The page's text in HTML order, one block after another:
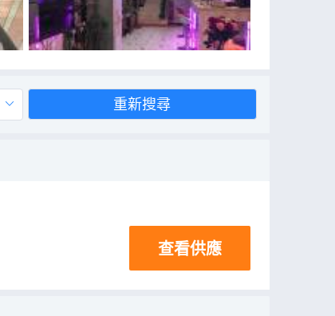
重新搜尋
查看供應